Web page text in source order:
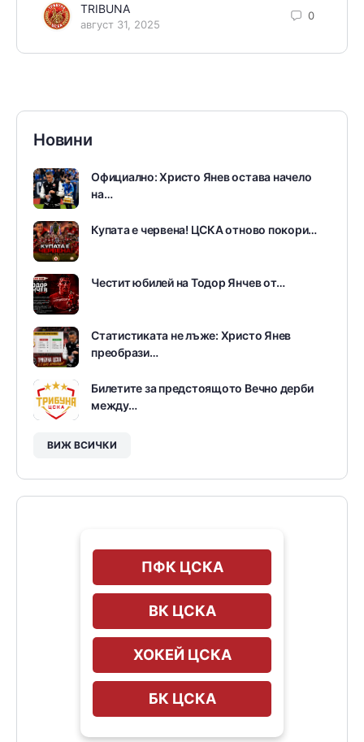
TRIBUNA
август 31, 2025
0
Новини
Официално: Христо Янев остава начело
на…
Купата е червена! ЦСКА отново покори…
Честит юбилей на Тодор Янчев от…
Статистиката не лъже: Христо Янев
преобрази…
Билетите за предстоящото Вечно дерби
между…
ВИЖ ВСИЧКИ
ПФК ЦСКА
ВК ЦСКА
ХОКЕЙ ЦСКА
БК ЦСКА